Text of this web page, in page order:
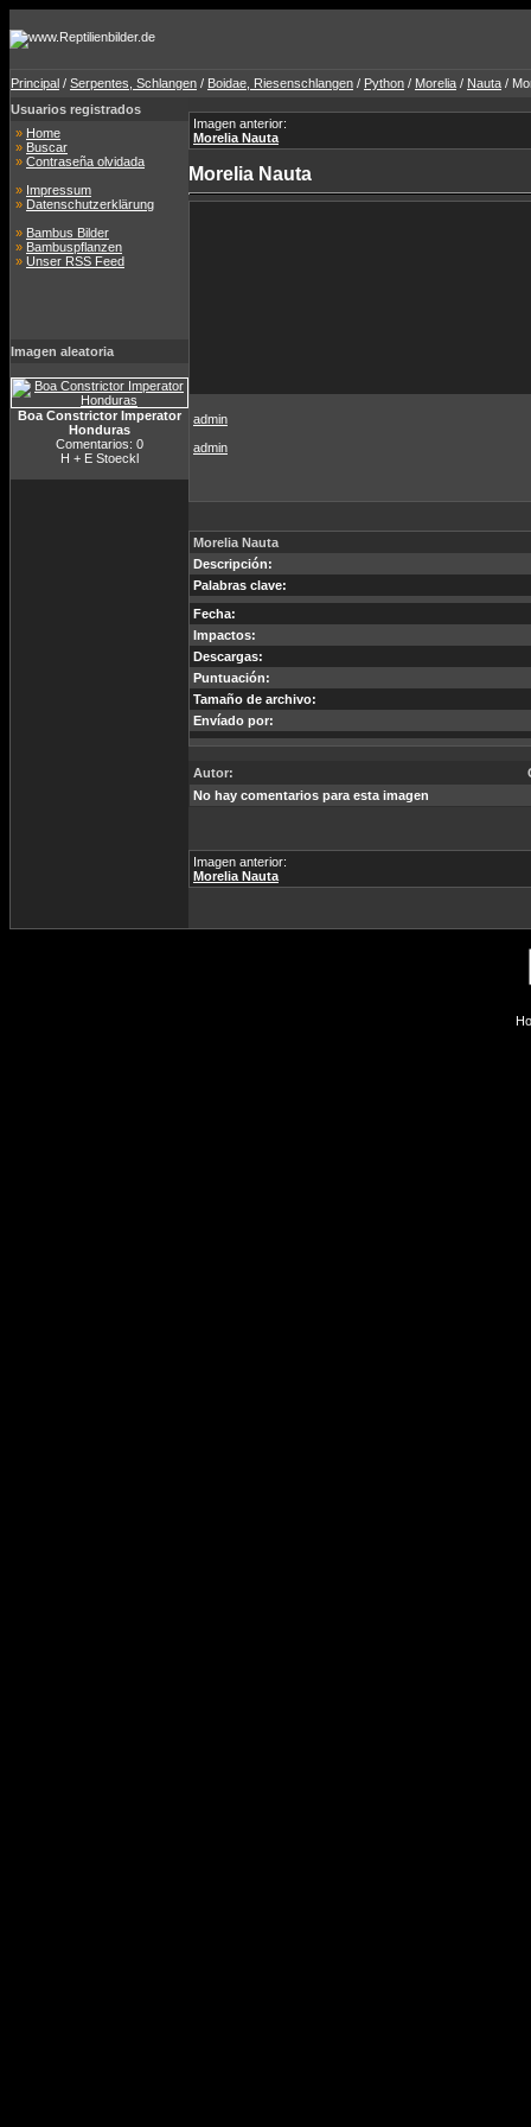
Principal / Serpentes, Schlangen / Boidae, Riesenschlangen / Python / Morelia / Nauta /
Usuarios registrados
» Home
» Buscar
» Contraseña olvidada
» Impressum
» Datenschutzerklärung
» Bambus Bilder
» Bambuspflanzen
» Unser RSS Feed
Imagen aleatoria
Boa Constrictor Imperator
Honduras
Comentarios: 0
H + E Stoeckl
Imagen anterior:
Morelia Nauta
Morelia Nauta
admin
admin
Morelia Nauta
Descripción:
Palabras clave:
Fecha:
Impactos:
Descargas:
Puntuación:
Tamaño de archivo:
Envíado por:
Autor:
No hay comentarios para esta imagen
Imagen anterior:
Morelia Nauta